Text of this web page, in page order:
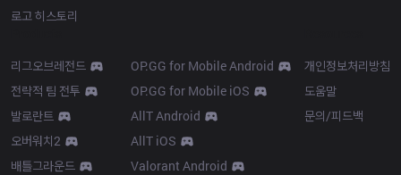
로고 히스토리
리그오브레전드
전략적 팀 전투
발로란트
오버워치2
배틀그라운드
OP.GG for Mobile Android
OP.GG for Mobile iOS
AllT Android
AllT iOS
Valorant Android
개인정보처리방침
도움말
문의/피드백